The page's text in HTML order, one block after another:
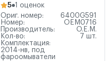
5 1 оценок
Ориг. номер:
6400G591
Номер:
OEM0716
Производитель:
O.E.M.
Кол-во:
7 шт.
Комплектация:
2014-нв, под
фароомыватели